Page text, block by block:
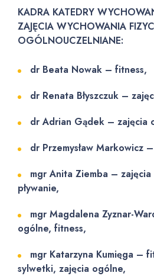
KADRA KATEDRY
ZAJĘCIA WYCHOWANIA
OGÓLNOUCZELNIANE:
dr Beata Nowak – fitness,
dr Renata Błyszczuk –
dr Adrian Gądek – zajęcia
dr Przemysław Markowicz
mgr Anita Ziemba –
pływanie,
mgr Magdalena Zyznar-
ogólne, fitness,
mgr Katarzyna Kumięga –
sylwetki, zajęcia ogólne,